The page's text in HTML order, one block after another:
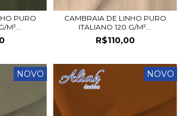
PURO
M²...
CAMBRAIA DE LINHO PURO
ITALIANO 120 G/M²...
R$110,00
NOVO NOVO